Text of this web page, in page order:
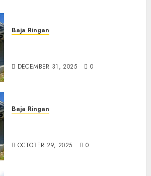
Baja Ringan
DECEMBER 31, 2025 0
Baja Ringan
OCTOBER 29, 2025 0